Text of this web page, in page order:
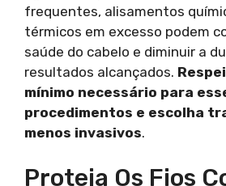
frequentes, alisamentos
térmicos em excesso podem
saúde do cabelo e diminuir a
resultados alcançados.
mínimo necessário para
procedimentos e escolha
menos invasivos.
Proteja Os Fios